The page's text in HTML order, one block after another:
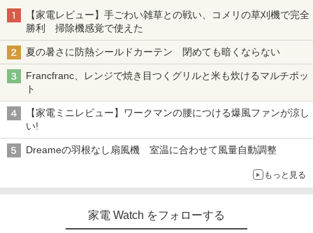
【家電レビュー】手ごわい雑草との戦い、コメリの草刈機で完全
勝利 掃除機感覚で使えた
夏の暑さに防熱シールドカーテン 閉めても暗くならない
Francfranc、レンジで焼き目つくグリルと米も炊けるマルチポッ
ト
【家電ミニレビュー】ワークマンの腰につける爆風ファンが涼し
い!
Dreameの羽根なし扇風機 室温に合わせて風量自動調整
もっと見る
家電 Watch をフォローする